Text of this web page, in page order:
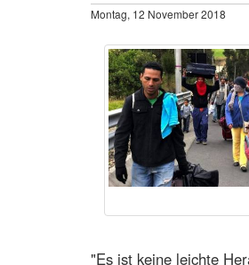
Montag, 12 November 2018
"Es ist keine leichte